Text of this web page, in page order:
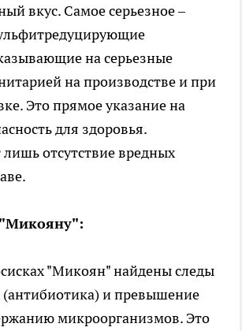
вкус. Самое серьезное –
на серьезные
на производстве и при
Это прямое указание на
для здоровья.
отсутствие вредных
"Микоян" найдены следы
и превышение
микроорганизмов. Это